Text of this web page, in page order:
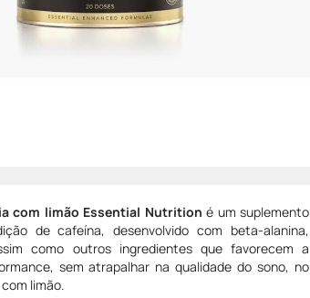
com limão Essential Nutrition é um suplemento
de cafeína, desenvolvido com beta-alanina,
como outros ingredientes que favorecem a
sem atrapalhar na qualidade do sono, no
limão.